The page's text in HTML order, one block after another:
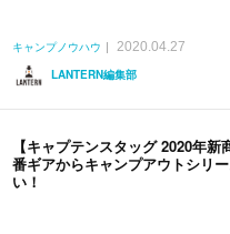
キャンプノウハウ
2020.04.27
LANTERN編集部
【キャプテンスタッグ 2020年新
番ギアからキャンプアウトシリ
い！